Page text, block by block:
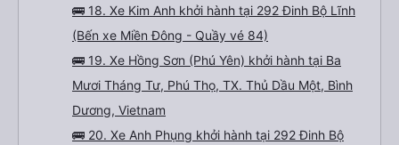
🚌 18. Xe Kim Anh khởi hành tại 292 Đinh Bộ Lĩnh
(Bến xe Miền Đông - Quầy vé 84)
🚌 19. Xe Hồng Sơn (Phú Yên) khởi hành tại Ba
Mươi Tháng Tư, Phú Thọ, TX. Thủ Dầu Một, Bình
Dương, Vietnam
🚌 20. Xe Anh Phụng khởi hành tại 292 Đinh Bộ